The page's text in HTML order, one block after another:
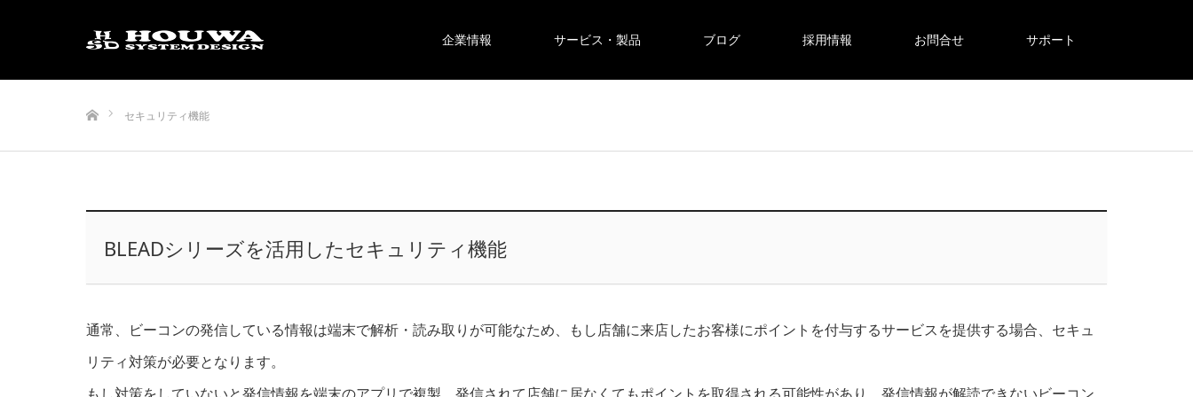
企業情報 サービス・製品 ブログ 採用情報 お問合せ サポート
セキュリティ機能
BLEADシリーズを活用したセキュリティ機能
通常、ビーコンの発信している情報は端末で解析・読み取りが可能なため、もし店舗に来店したお客様にポイントを付与するサービスを提供する場合、セキュ
リティ対策が必要となります。